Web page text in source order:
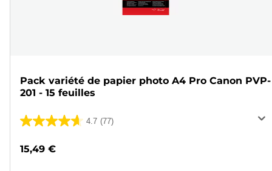
Pack variété de papier photo A4 Pro Canon PVP-
201 - 15 feuilles
4.7 (77)
4.7
15,49 €